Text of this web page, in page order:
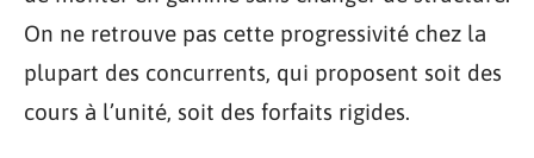
On ne retrouve pas cette progressivité chez la
plupart des concurrents, qui proposent soit des
cours à l’unité, soit des forfaits rigides.